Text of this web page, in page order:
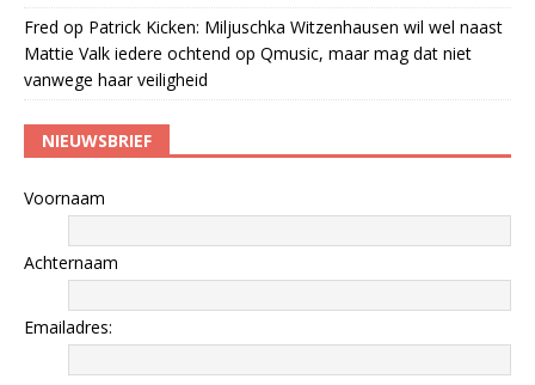
Fred op Patrick Kicken: Miljuschka Witzenhausen wil wel naast
Mattie Valk iedere ochtend op Qmusic, maar mag dat niet
vanwege haar veiligheid
NIEUWSBRIEF
Voornaam
Achternaam
Emailadres: